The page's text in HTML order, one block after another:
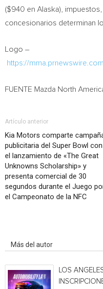
($940 en Alaska),
concesionarios determinan
Logo –
https://
FUENTE Mazda North
Artículo anterior
Kia Motors comparte
publicitaria del Super Bowl con
el lanzamiento de «The Great
Unknowns Scholarship» y
presenta comercial de 30
segundos durante el Juego
el Campeonato de la NFC
Más del autor
LOS